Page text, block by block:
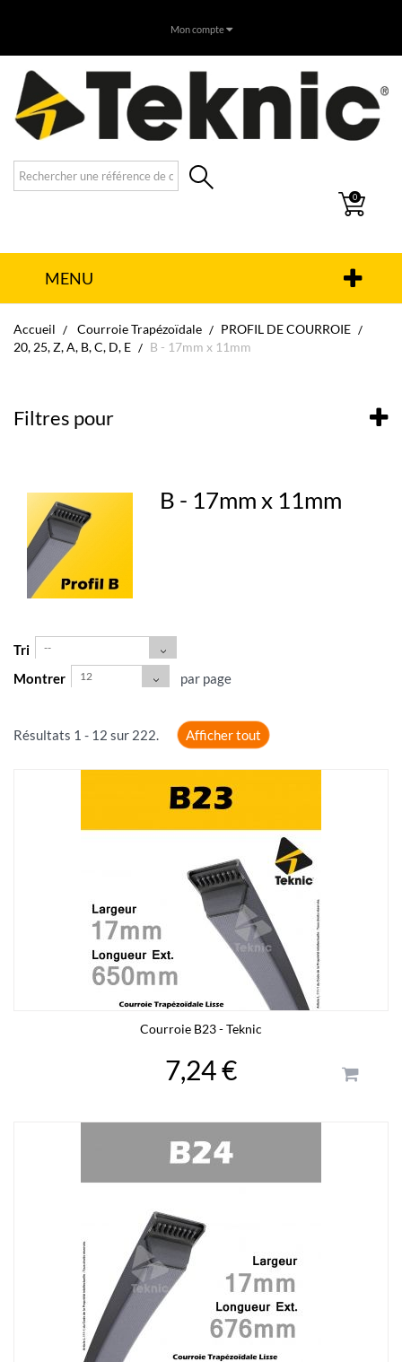
Mon compte
0
MENU
Accueil Courroie Trapézoïdale
PROFIL DE COURROIE
20, 25, Z, A, B, C, D, E
B - 17mm x 11mm
Filtres pour
B - 17mm x 11mm
Tri --
Montrer 12 par page
Résultats 1 - 12 sur 222. Afficher tout
Courroie B23 - Teknic
7,24 €